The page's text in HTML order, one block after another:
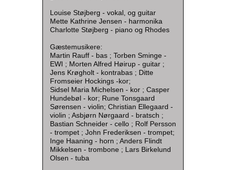
Louise Støjberg - vokal, og guitar
Mette Kathrine Jensen - harmonika
Charlotte Støjberg - piano og Rhodes
Gæstemusikere:
Martin Rauff - bas ; Torben Sminge -
EWI ; Morten Alfred Høirup - guitar ;
Jens Krøgholt - kontrabas ; Ditte
Fromseier Hockings -kor;
Sidsel Maria Michelsen - kor ; Casper
Hundebøl - kor; Rune Tonsgaard
Sørensen - violin; Christian Ellegaard -
violin ; Asbjørn Nørgaard - bratsch ;
Bastian Schneider - cello ; Rolf Persson
- trompet ; John Frederiksen - trompet;
Inge Haaning - horn ; Anders Flindt
Mikkelsen - trombone ; Lars Birkelund
Olsen - tuba